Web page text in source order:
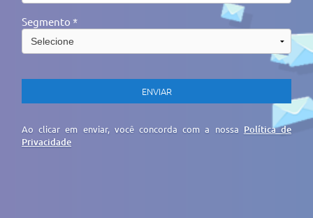
Segmento *
Ao clicar em enviar, você concorda com a nossa Política de
Privacidade